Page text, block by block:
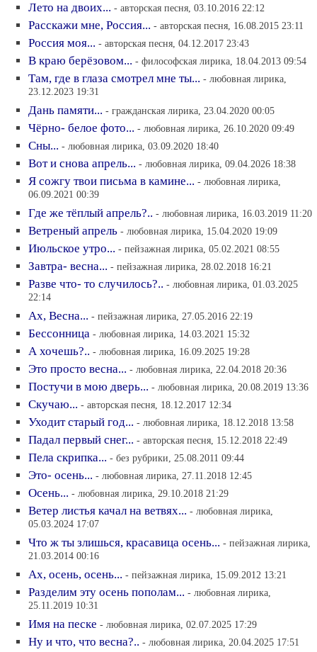
Лето на двоих... - авторская песня, 03.10.2016 22:12
Расскажи мне, Россия... - авторская песня, 16.08.2015 23:11
Россия моя... - авторская песня, 04.12.2017 23:43
В краю берёзовом... - философская лирика, 18.04.2013 09:54
Там, где в глаза смотрел мне ты... - любовная лирика,
23.12.2023 19:31
Дань памяти... - гражданская лирика, 23.04.2020 00:05
Чёрно- белое фото... - любовная лирика, 26.10.2020 09:49
Сны... - любовная лирика, 03.09.2020 18:40
Вот и снова апрель... - любовная лирика, 09.04.2026 18:38
Я сожгу твои письма в камине... - любовная лирика,
06.09.2021 00:39
Где же тёплый апрель?.. - любовная лирика, 16.03.2019 11:20
Ветреный апрель - любовная лирика, 15.04.2020 19:09
Июльское утро... - пейзажная лирика, 05.02.2021 08:55
Завтра- весна... - пейзажная лирика, 28.02.2018 16:21
Разве что- то случилось?.. - любовная лирика, 01.03.2025
22:14
Ах, Весна... - пейзажная лирика, 27.05.2016 22:19
Бессонница - любовная лирика, 14.03.2021 15:32
А хочешь?.. - любовная лирика, 16.09.2025 19:28
Это просто весна... - любовная лирика, 22.04.2018 20:36
Постучи в мою дверь... - любовная лирика, 20.08.2019 13:36
Скучаю... - авторская песня, 18.12.2017 12:34
Уходит старый год... - любовная лирика, 18.12.2018 13:58
Падал первый снег... - авторская песня, 15.12.2018 22:49
Пела скрипка... - без рубрики, 25.08.2011 09:44
Это- осень... - любовная лирика, 27.11.2018 12:45
Осень... - любовная лирика, 29.10.2018 21:29
Ветер листья качал на ветвях... - любовная лирика,
05.03.2024 17:07
Что ж ты злишься, красавица осень... - пейзажная лирика,
21.03.2014 00:16
Ах, осень, осень... - пейзажная лирика, 15.09.2012 13:21
Разделим эту осень пополам... - любовная лирика,
25.11.2019 10:31
Имя на песке - любовная лирика, 02.07.2025 17:29
Ну и что, что весна?.. - любовная лирика, 20.04.2025 17:51